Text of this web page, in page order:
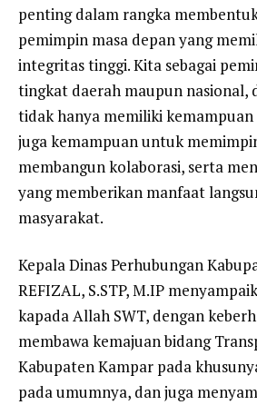
penting dalam rangka
pemimpin masa depan yang
integritas tinggi. Kita sebagai
tingkat daerah maupun
tidak hanya memiliki
juga kemampuan untuk
membangun kolaborasi, serta
yang memberikan manfaat
masyarakat.
Kepala Dinas Perhubungan
REFIZAL, S.STP, M.IP
kapada Allah SWT, dengan
membawa kemajuan bidang
Kabupaten Kampar pada
pada umumnya, dan juga